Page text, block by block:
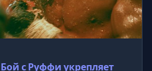
с Руффи укрепляет